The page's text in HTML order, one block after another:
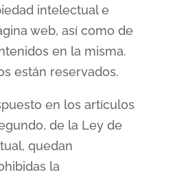
intelectual e
web, así como de
en la misma.
están reservados.
en los artículos
de la Ley de
quedan
la